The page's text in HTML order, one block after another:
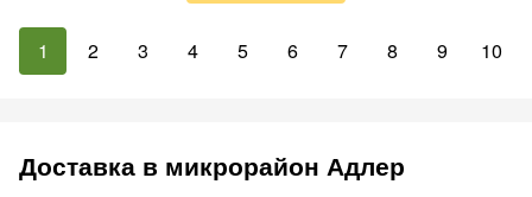
1 2 3 4 5 6 7 8 9 10
Доставка в микрорайон Адлер